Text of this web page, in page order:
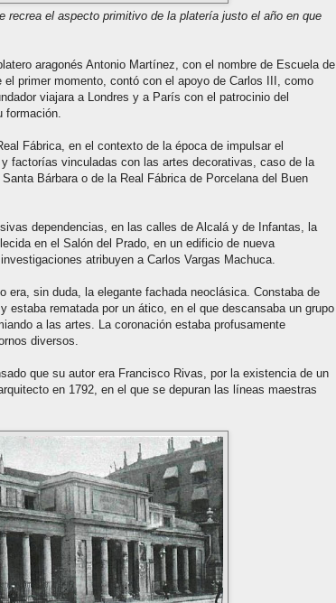
recrea el aspecto primitivo de la platería justo el año en que
aragonés Antonio Martínez, con el nombre de Escuela de
el primer momento, contó con el apoyo de Carlos III, como
viajara a Londres y a París con el patrocinio del
formación.
Fábrica, en el contexto de la época de impulsar el
factorías vinculadas con las artes decorativas, caso de la
Bárbara o de la Real Fábrica de Porcelana del Buen
dependencias, en las calles de Alcalá y de Infantas, la
en el Salón del Prado, en un edificio de nueva
atribuyen a Carlos Vargas Machuca.
era, sin duda, la elegante fachada neoclásica. Constaba de
estaba rematada por un ático, en el que descansaba un grupo
a las artes. La coronación estaba profusamente
diversos.
que su autor era Francisco Rivas, por la existencia de un
en 1792, en el que se depuran las líneas maestras